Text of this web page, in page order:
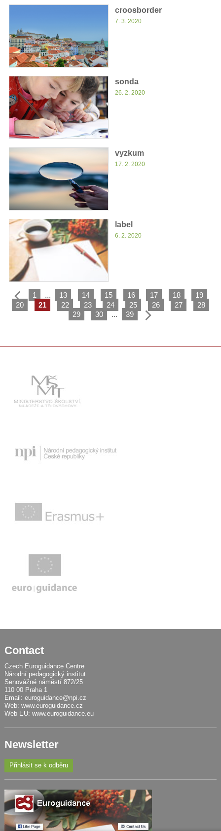
croosborder
7. 3. 2020
sonda
26. 2. 2020
vyzkum
17. 2. 2020
label
6. 2. 2020
1 ... 13 14 15 16 17 18
19
20
21 22 23 24 25 26 27
28
29
30 ... 39
Contact
Czech Euroguidance Centre
Národní pedagogický institut
Senovážné náměstí 872/25
110 00 Praha 1
Email: euroguidance@npi.cz
Web: www.euroguidance.cz
Web EU: www.euroguidance.eu
Newsletter
Přihlásit se k odběru